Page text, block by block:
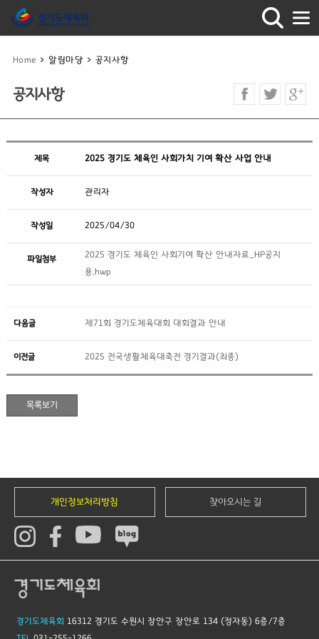
Home > 알림마당 > 공지사항
공지사항
제목 2025 경기도 체육인 사회가치 기여 확산 사업 안내
작성자 관리자
작성일 2025/04/30
파일첨부
2025 경기도 체육인 사회기여 확산 안내자료_HP공지
용.hwp
다음글 제71회 경기도체육대회 대회결과 안내
이전글 2025 전국생활체육대축전 경기결과(최종)
개인정보처리방침 찾아오시는 길
경기도체육회 16312 경기도 수원시 장안구 장안로 134 (정자동) 6층/7층